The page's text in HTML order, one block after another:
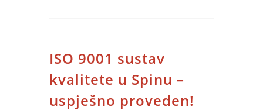
tehnološku usklađenost Jupiter
Software sustava s aktualnim verzijama
Jupiter Software, kako bi Spin mogao
osigurati tehnološko i zakonsko
ISO 9001 sustav
kvalitete u Spinu –
uspješno proveden!